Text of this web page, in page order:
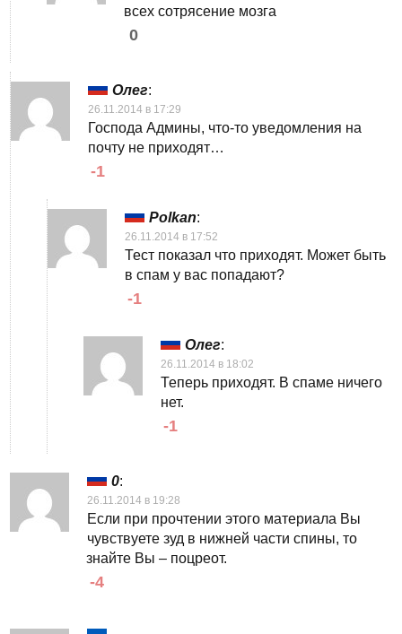
всех сотрясение мозга
0
Олег:
26.11.2014 в 17:29
Господа Админы, что-то уведомления на
почту не приходят…
-1
Polkan:
26.11.2014 в 17:52
Тест показал что приходят. Может быть
в спам у вас попадают?
-1
Олег:
26.11.2014 в 18:02
Теперь приходят. В спаме ничего
нет.
-1
0:
26.11.2014 в 19:28
Если при прочтении этого материала Вы
чувствуете зуд в нижней части спины, то
знайте Вы – поцреот.
-4